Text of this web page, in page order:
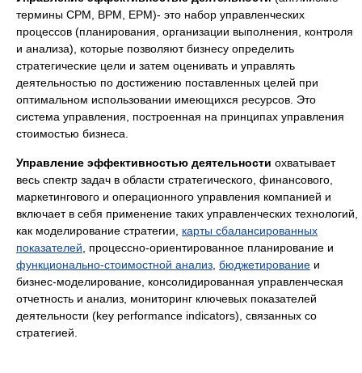
термины CPM, BPM, EPM)- это набор управленческих
процессов (планирования, организации выполнения, контроля
и анализа), которые позволяют бизнесу определить
стратегические цели и затем оценивать и управлять
деятельностью по достижению поставленных целей при
оптимальном использовании имеющихся ресурсов. Это
система управления, построенная на принципах управления
стоимостью бизнеса.
Управление эффективностью деятельности охватывает
весь спектр задач в области стратегического, финансового,
маркетингового и операционного управления компанией и
включает в себя применение таких управленческих технологий,
как моделирование стратегии, карты сбалансированных
показателей , процессно-ориентированное планирование и
функционально-стоимостной анализ бюджетирование и
бизнес-моделирование, консолидированная управленческая
отчетность и анализ, мониторинг ключевых показателей
деятельности (key performance indicators), связанных со
стратегией.